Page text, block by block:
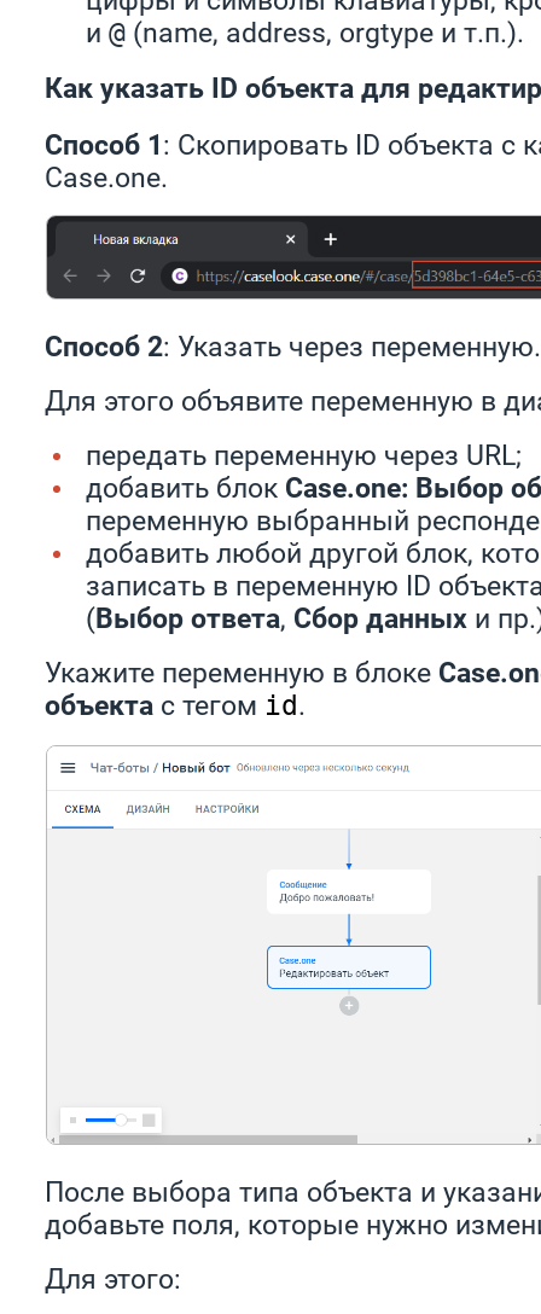
и @ (name, address, orgtype и т.п.).
Как указать ID объекта для
Способ 1: Скопировать ID объекта с
Case.one.
Способ 2: Указать через переменную.
Для этого объявите переменную в
передать переменную через URL;
добавить блок Case.one: Выбор
переменную выбранный
добавить любой другой блок,
записать в переменную ID
(Выбор ответа, Сбор данных и
Укажите переменную в блоке
объекта с тегом id.
После выбора типа объекта и
добавьте поля, которые нужно
Для этого: